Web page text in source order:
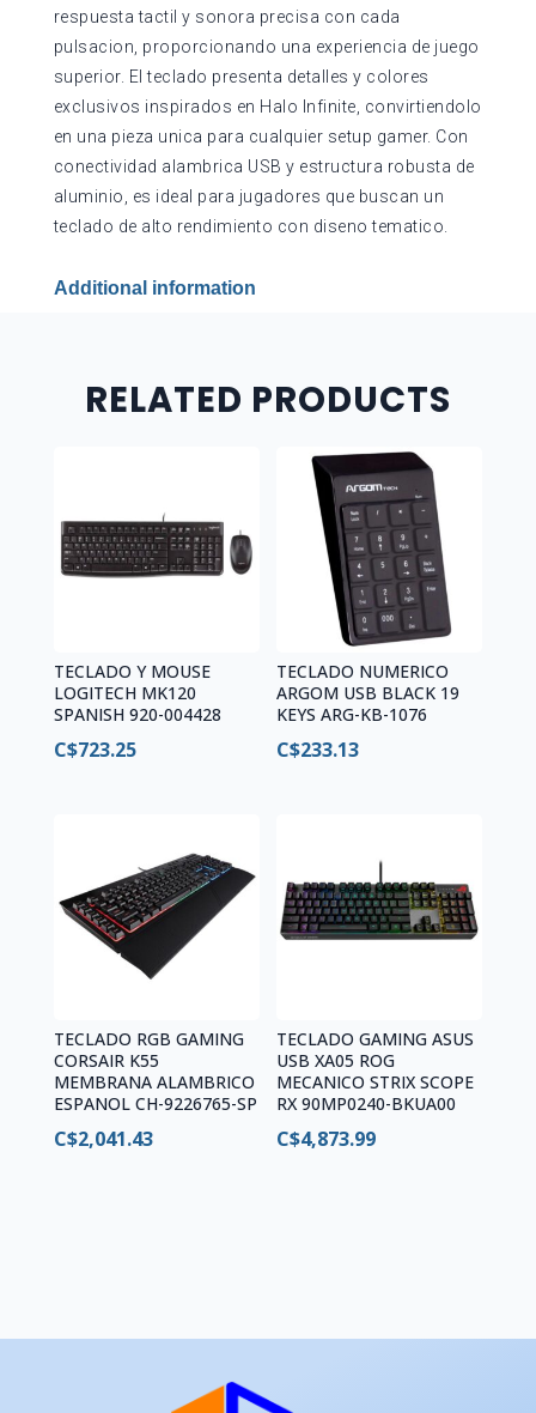
respuesta tactil y sonora precisa con cada
pulsacion, proporcionando una experiencia de juego
superior. El teclado presenta detalles y colores
exclusivos inspirados en Halo Infinite, convirtiendolo
en una pieza unica para cualquier setup gamer. Con
conectividad alambrica USB y estructura robusta de
aluminio, es ideal para jugadores que buscan un
teclado de alto rendimiento con diseno tematico.
Additional information
RELATED PRODUCTS
TECLADO Y MOUSE
LOGITECH MK120
SPANISH 920-004428
C$723.25
TECLADO NUMERICO
ARGOM USB BLACK 19
KEYS ARG-KB-1076
C$233.13
TECLADO RGB GAMING
CORSAIR K55
MEMBRANA ALAMBRICO
ESPANOL CH-9226765-SP
C$2,041.43
TECLADO GAMING ASUS
USB XA05 ROG
MECANICO STRIX SCOPE
RX 90MP0240-BKUA00
C$4,873.99